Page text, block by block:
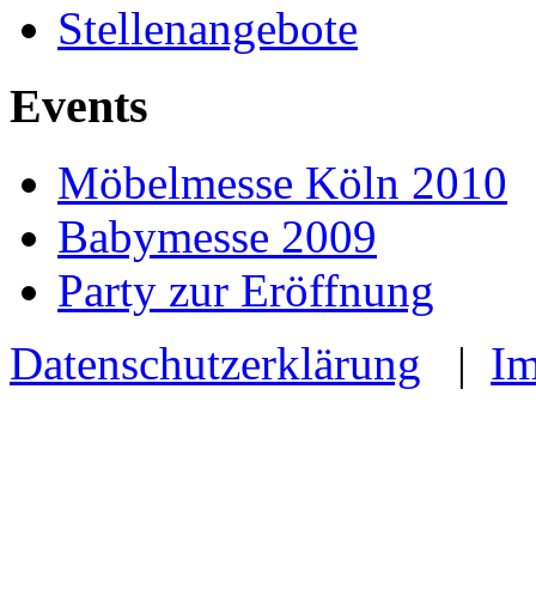
Stellenangebote
Events
Möbelmesse Köln 2010
Babymesse 2009
Party zur Eröffnung
Datenschutzerklärung |